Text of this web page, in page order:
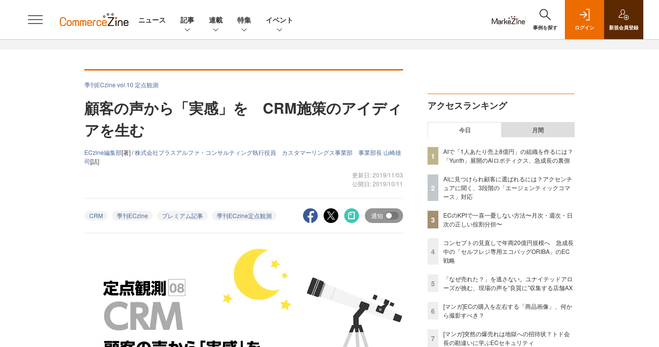
ニュース 記事 連載 特集 イベント
事例を探す ログイン 新規会員登録
季刊ECzine vol.10 定点観測
顧客の声から「実感」を CRM施策のアイディ
アを生む
ECzine編集部[著] /株式会社プラスアルファ・コンサルティング執行役員 カスタマーリングス事業部 事業部長 山崎雄
司[話]
更新日: 2019/11/03
公開日: 2019/10/11
CRM 季刊ECzine プレミアム記事 季刊ECzine定点観測 通知
アクセスランキング
今日 月間
1
AIで「1人あたり売上8億円」の組織を作るには？
「Yunth」展開のAiロボティクス、急成長の裏側
2
AIに見つけられ顧客に選ばれるには？アクセンチ
ュアに聞く、3段階の「エージェンティックコマ
ース」対応
3
ECのKPIで一喜一憂しない方法〜月次・週次・日
次の正しい役割分担〜
4
コンセプトの見直しで年商20億円規模へ 急成長
中の「セルフレジ専用エコバッグORIBA」のEC
戦略
5
「なぜ売れた？」を逃さない。ユナイテッドアロ
ーズが挑む、現場の声を“良質に”収集する店舗AX
6
[マンガ]ECの購入を左右する「商品画像」、何か
ら撮影すべき？
7
[マンガ]突然の爆売れは地獄への招待状？トド会
長の勘違いに学ぶECセキュリティ